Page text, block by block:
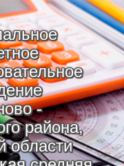
-
района,
области